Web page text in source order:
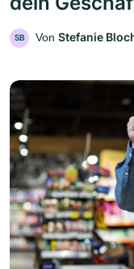
SB Von Stefanie